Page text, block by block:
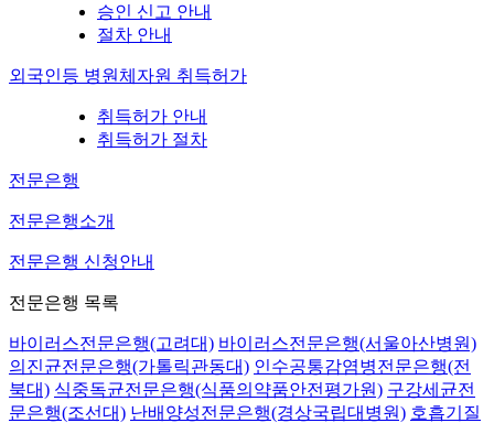
승인 신고 안내
절차 안내
외국인등 병원체자원 취득허가
취득허가 안내
취득허가 절차
전문은행
전문은행소개
전문은행 신청안내
전문은행 목록
바이러스전문은행(고려대) 바이러스전문은행(서울아산병원)
의진균전문은행(가톨릭관동대) 인수공통감염병전문은행(전
북대) 식중독균전문은행(식품의약품안전평가원) 구강세균전
문은행(조선대) 난배양성전문은행(경상국립대병원) 호흡기질